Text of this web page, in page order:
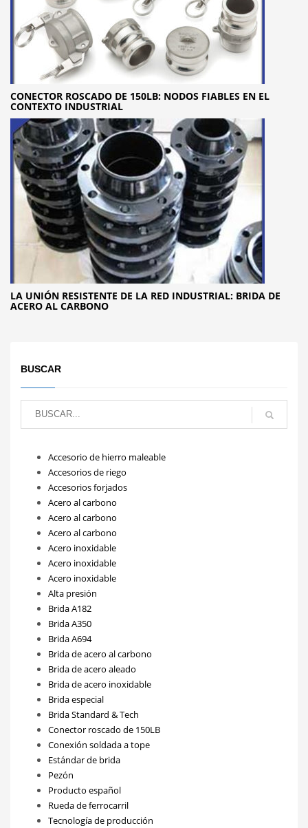
CONECTOR ROSCADO DE 150LB: NODOS FIABLES EN EL
CONTEXTO INDUSTRIAL
LA UNIÓN RESISTENTE DE LA RED INDUSTRIAL: BRIDA DE
ACERO AL CARBONO
BUSCAR
Accesorio de hierro maleable
Accesorios de riego
Accesorios forjados
Acero al carbono
Acero al carbono
Acero al carbono
Acero inoxidable
Acero inoxidable
Acero inoxidable
Alta presión
Brida A182
Brida A350
Brida A694
Brida de acero al carbono
Brida de acero aleado
Brida de acero inoxidable
Brida especial
Brida Standard & Tech
Conector roscado de 150LB
Conexión soldada a tope
Estándar de brida
Pezón
Producto español
Rueda de ferrocarril
Tecnología de producción